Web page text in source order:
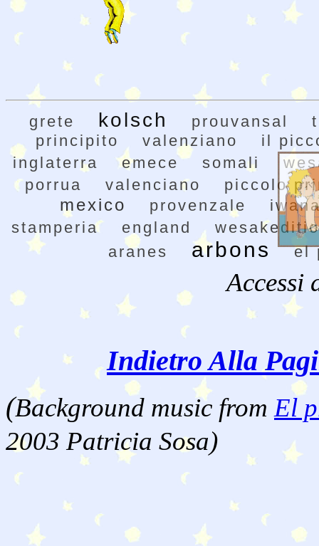
grete kolsch prouvansal
principito
valenziano
il
inglaterra
emece somali
porrua
valenciano piccolo
mexico provenzale
stamperia
england
aranes
arbons el
Accessi
Indietro Alla
(Background music from El
2003 Patricia Sosa)